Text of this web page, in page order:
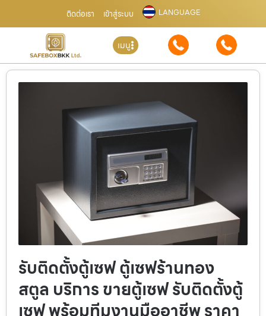
ติดต่อเรา เข้าสู่ระบบ LANGUAGE
เมนู
รับติดตั้งตู้เซฟ ตู้เซฟร้านทอง
สตูล บริการ ขายตู้เซฟ รับติดตั้งตู้